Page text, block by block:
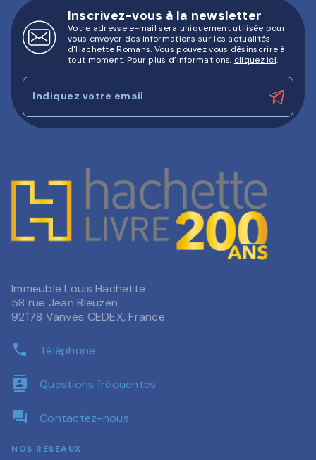
Inscrivez-vous à la newsletter
Votre adresse e-mail sera uniquement utilisée pour
vous envoyer des informations sur les actualités
d'Hachette Romans. Vous pouvez vous désinscrire à
tout moment. Pour plus d’informations, cliquez ici.
Indiquez votre email
Immeuble Louis Hachette
58 rue Jean Bleuzen
92178 Vanves CEDEX, France
phone Téléphone
contacts Questions fréquentes
question_answer Contactez-nous
NOS RÉSEAUX